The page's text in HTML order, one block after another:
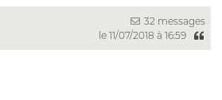
32 messages
le 11/07/2018 à 16:59